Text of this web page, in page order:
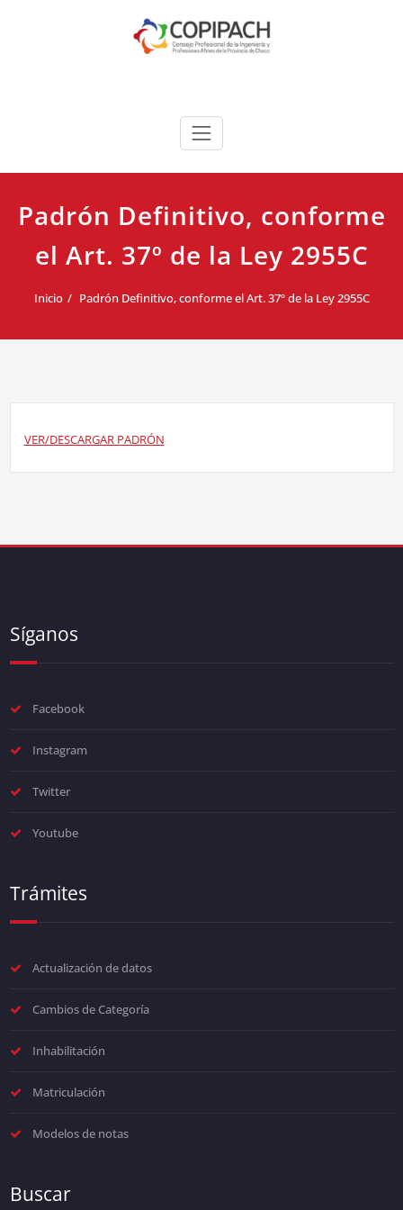
Padrón Definitivo, conforme
el Art. 37º de la Ley 2955C
Inicio Padrón Definitivo, conforme el Art. 37º de la Ley 2955C
VER/DESCARGAR PADRÓN
Síganos
Facebook
Instagram
Twitter
Youtube
Trámites
Actualización de datos
Cambios de Categoría
Inhabilitación
Matriculación
Modelos de notas
Buscar